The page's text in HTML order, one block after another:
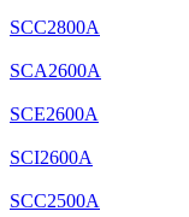
SCC2800A
SCA2600A
SCE2600A
SCI2600A
SCC2500A